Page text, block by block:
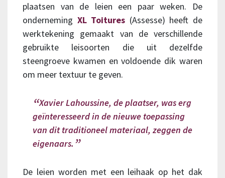
plaatsen van de leien een paar weken. De
onderneming XL Toitures (Assesse) heeft de
werktekening gemaakt van de verschillende
gebruikte leisoorten die uit dezelfde
steengroeve kwamen en voldoende dik waren
om meer textuur te geven.
Xavier Lahoussine, de plaatser, was erg
geïnteresseerd in de nieuwe toepassing
van dit traditioneel materiaal, zeggen de
eigenaars.
De leien worden met een leihaak op het dak